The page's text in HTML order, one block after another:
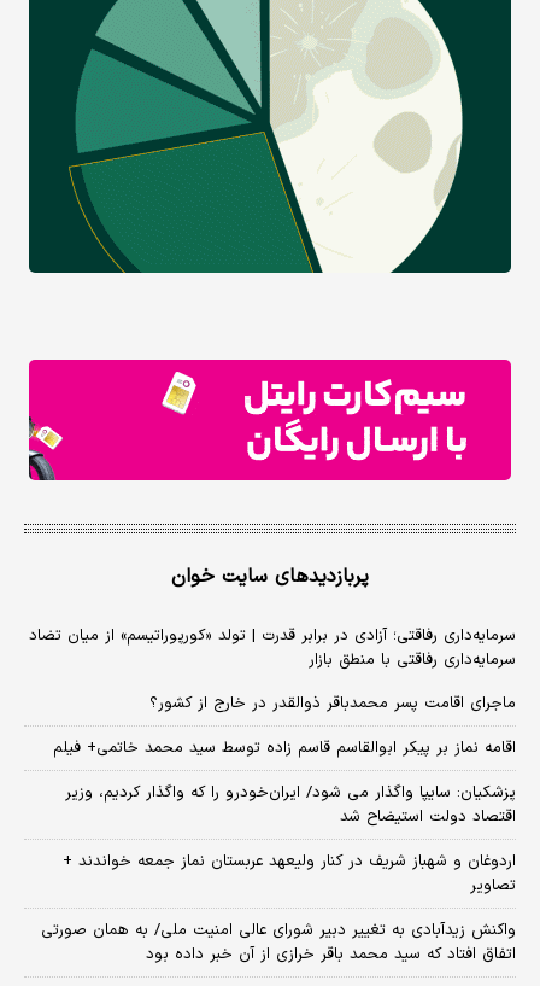
پربازدیدهای سایت خوان
سرمایه‌داری رفاقتی؛ آزادی در برابر قدرت | تولد «کورپوراتیسم» از میان تضاد
سرمایه‌داری رفاقتی با منطق بازار
ماجرای اقامت پسر محمدباقر ذوالقدر در خارج از کشور؟
اقامه نماز بر پیکر ابوالقاسم قاسم زاده توسط سید محمد خاتمی+ فیلم
پزشکیان: سایپا واگذار می شود/ ایران‌خودرو را که واگذار کردیم، وزیر
اقتصاد دولت استیضاح شد
اردوغان و شهباز شریف در کنار ولیعهد عربستان نماز جمعه خواندند +
تصاویر
واکنش زیدآبادی به تغییر دبیر شورای عالی امنیت ملی/ به همان صورتی
اتفاق افتاد که سید محمد باقر خرازی از آن خبر داده بود